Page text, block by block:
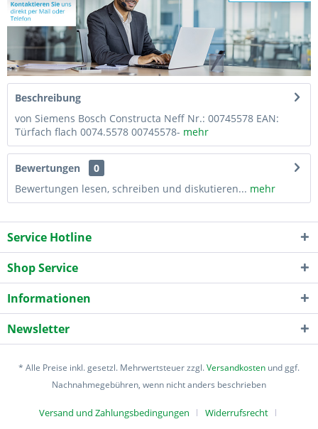
Beschreibung
von Siemens Bosch Constructa Neff Nr.: 00745578 EAN:
Türfach flach 0074.5578 00745578- mehr
Bewertungen
0
Bewertungen lesen, schreiben und diskutieren... mehr
Service Hotline
Shop Service
Informationen
Newsletter
* Alle Preise inkl. gesetzl. Mehrwertsteuer zzgl.Versandkosten und ggf.
Nachnahmegebühren, wenn nicht anders beschrieben
Versand und Zahlungsbedingungen Widerrufsrecht